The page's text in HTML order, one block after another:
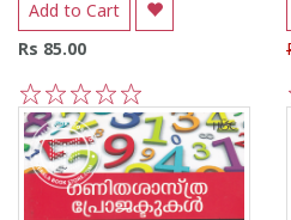
Add to Cart
Rs 85.00
5
4
3
2
1